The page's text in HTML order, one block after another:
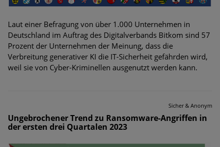
Phishing-Trend: Führungskräfte im Visier. Was hilft gegen
Aktuelle Phishing-Kampagnen mit großen Markennamen –
Amazon hat nun reagiert
Fake-Unternehmensprofile auf LinkedIn: Unternehmen und
Laut einer Befragung von über 1.000 Unternehmen in
Deutschland im Auftrag des Digitalverbands Bitkom sind 57
Prozent der Unternehmen der Meinung, dass die
Verbreitung generativer KI die IT-Sicherheit gefährden wird,
weil sie von Cyber-Kriminellen ausgenutzt werden kann.
Sicher & Anonym
Ungebrochener Trend zu Ransomware-Angriffen in
der ersten drei Quartalen 2023